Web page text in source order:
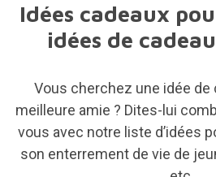
Idées cadeaux
idées de
Vous cherchez une idée de
meilleure amie ? Dites-lui
vous avec notre liste d’idées
son enterrement de vie de